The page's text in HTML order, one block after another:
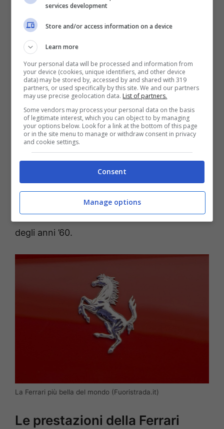
Il suo prezzo è di ben
nonostante queste cifre le prenotazioni sono
letteralmente andate a ruba e hanno
permesso alla
Daytona SP3
di diventare
immediatamente sold out. Tra i fortunati
possessori, c’è ancheZlatan Ibrahimovic.
Per giustificare questo prezzo bisogna
osservare come il design sia stato molto
definito, con la linea che è sportiva e
soprattutto sembra provenire dal futuro. Allo
stesso tempo però non si dimentica neanche
il filo diretto con la tradizione, con alcuni
richiami evidenti ad alcuni modelli di Ferrari
degli anni ’60.
La Ferrari più bella del mondo (Fuoristrada.it)
Le prestazioni della Ferrari
services development
Store and/or access information on a device
Learn more
Your personal data will be processed and information from
your device (cookies, unique identifiers, and other device
data) may be stored by, accessed by and shared with 319
partners, or used specifically by this site. We and our partners
may use precise geolocation data. List of partners.
Some vendors may process your personal data on the basis
of legitimate interest, which you can object to by managing
your options below. Look for a link at the bottom of this page
or in the site menu to manage or withdraw consent in privacy
and cookie settings.
Consent
Manage options